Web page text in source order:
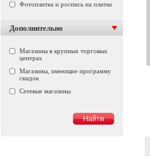
Фотоплитка и роспись на плитке
Дополнительно
Магазины в крупных торговых
центрах
Магазины, имеющие программу
скидок
Сетевые магазины